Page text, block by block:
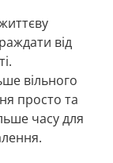
від
вільного
просто та
часу для